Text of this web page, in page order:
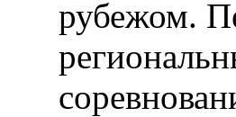
рубежом.